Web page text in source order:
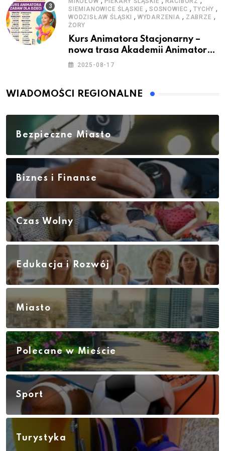
SIEMIANOWICE ŚLĄSKIE ,SOSNOWIEC ,TYCHY ,
WODZISŁAW ŚLĄSKI , WYDARZENIA , ZABRZE ,
ŻORY
Kurs Animatora Stacjonarny –
nowa trasa Akademii Animatora
– jesień 2025
2025-08-17
WIADOMOŚCI REGIONALNE
Bezpieczne Miasto
Biznes i Finanse
Czas Wolny
Edukacja i Rozwój
Miasto
Polecane w Mieście
Sport
Turystyka